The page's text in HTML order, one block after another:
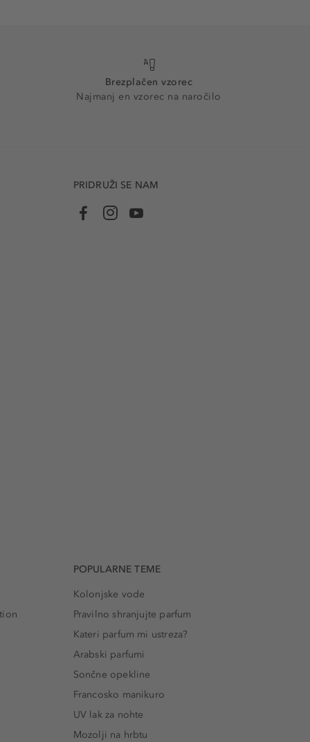
Brezplačen vzorec
Najmanj en vzorec na naročilo
PRIDRUŽI SE NAM
POPULARNE TEME
Kolonjske vode
Pravilno shranjujte parfum
Kateri parfum mi ustreza?
Arabski parfumi
Sončne opekline
Francosko manikuro
UV lak za nohte
Mozolji na hrbtu